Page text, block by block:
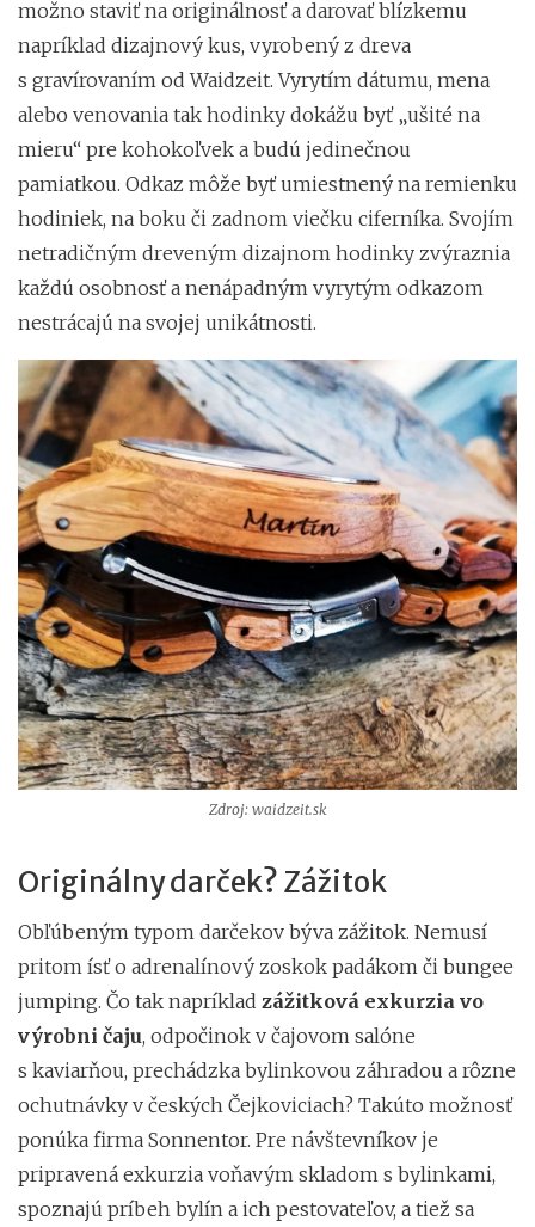
možno staviť na originálnosť a darovať blízkemu
napríklad dizajnový kus, vyrobený z dreva
s gravírovaním od Waidzeit. Vyrytím dátumu, mena
alebo venovania tak hodinky dokážu byť „ušité na
mieru“ pre kohokoľvek a budú jedinečnou
pamiatkou. Odkaz môže byť umiestnený na remienku
hodiniek, na boku či zadnom viečku ciferníka. Svojím
netradičným dreveným dizajnom hodinky zvýraznia
každú osobnosť a nenápadným vyrytým odkazom
nestrácajú na svojej unikátnosti.
Zdroj: waidzeit.sk
Originálny darček? Zážitok
Obľúbeným typom darčekov býva zážitok. Nemusí
pritom ísť o adrenalínový zoskok padákom či bungee
jumping. Čo tak napríklad zážitková exkurzia vo
výrobni čaju, odpočinok v čajovom salóne
s kaviarňou, prechádzka bylinkovou záhradou a rôzne
ochutnávky v českých Čejkoviciach? Takúto možnosť
ponúka firma Sonnentor. Pre návštevníkov je
pripravená exkurzia voňavým skladom s bylinkami,
spoznajú príbeh bylín a ich pestovateľov, a tiež sa